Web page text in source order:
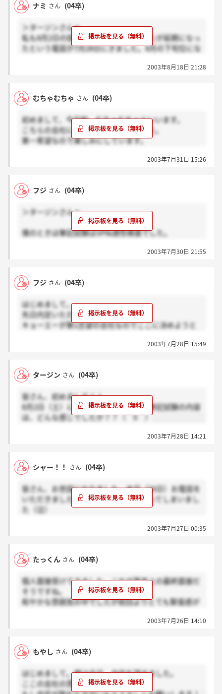
ナミ さん (04卒)
＞タージンさんへ
私も8月2日の説明会に予約していましたが延期になっ
たという電話が7月28日にきました。8月の下旬位にな
2003年8月18日 21:28
むちゃむちゃ さん (04卒)
初めまして、今日和。むちゃむちゃといいます。
こちらの会社に先日内定が決まりました。
第一希望なので楽しみにしています。
こでどれだけ自己アピールできるかが重要点)
●役員面接(面接官は4人です。落ち着いて望むことが
これで1ヶ月位です。これからの人は頑張ってくださ
2003年7月31日 15:26
フジ さん (04卒)
＞タージンさんへ
僕のときは筆記試験はSPI&適性検査でした。
2003年7月30日 21:55
フジ さん (04卒)
はじめまして。
先日内定いただきました。
キョーエーが第1志望の会社なのでここに決めようと
内定いただいた方今後ともよろしくです。
＞シャー！！さんへ
シャー！！さんの分もそしてその他残念な結果となっ
シャー！！さんも卒論や他社の活動頑張ってください
ね。
2003年7月28日 15:49
タージン さん (04卒)
皆さん、初めまして！！
8月2日（土）に説明会に行きますが、筆記試験の内容
は、どんな感じでしたか？？（＾0＾）
2003年7月28日 14:21
シャー！！ さん (04卒)
皆さん、お世話になりました。本日（26日）お電話を
いただきましたが、残念な結果に終わってしまいまし
た（泣）
合いでしたが、見事内定をいただけた方はこれからの
私はこれ以上就活を続けていると、卒論が書けず卒業
できなくなりそうなので、近いうちに就職浪人が決定
2003年7月27日 00:35
たっくん さん (04卒)
個人面接受けてきました。これが事実上の最終面接だ
そうですね。
和やかな雰囲気の中でしたが前回よりとても緊張感が
面接では本当に学生の中身を見てくださってますよ
そういえばまたevian付きでしたね。
2003年7月26日 14:10
もやし さん (04卒)
はじめまして。僕は今日、内定を頂きました。
ここの会社の雰囲気が好きです。